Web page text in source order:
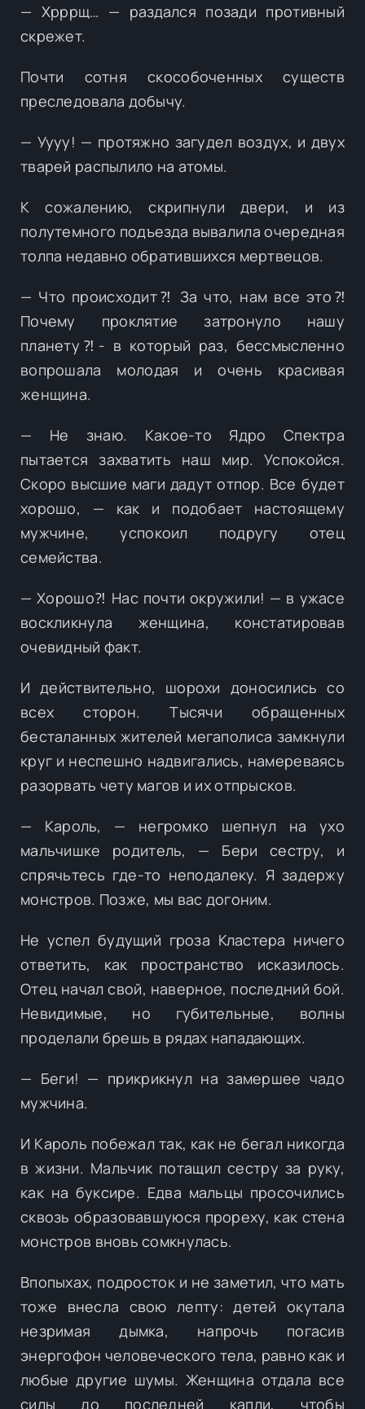
— Хрррщ… — раздался позади противный
скрежет.
Почти сотня скособоченных существ
преследовала добычу.
— Уууу! — протяжно загудел воздух, и двух
тварей распылило на атомы.
К сожалению, скрипнули двери, и из
полутемного подъезда вывалила очередная
толпа недавно обратившихся мертвецов.
— Что происходит⁈ За что, нам все это⁈
Почему проклятие затронуло нашу
планету⁈- в который раз, бессмысленно
вопрошала молодая и очень красивая
женщина.
— Не знаю. Какое-то Ядро Спектра
пытается захватить наш мир. Успокойся.
Скоро высшие маги дадут отпор. Все будет
хорошо, — как и подобает настоящему
мужчине, успокоил подругу отец
семейства.
— Хорошо⁈ Нас почти окружили! — в ужасе
воскликнула женщина, констатировав
очевидный факт.
И действительно, шорохи доносились со
всех сторон. Тысячи обращенных
бесталанных жителей мегаполиса замкнули
круг и неспешно надвигались, намереваясь
разорвать чету магов и их отпрысков.
— Кароль, — негромко шепнул на ухо
мальчишке родитель, — Бери сестру, и
спрячьтесь где-то неподалеку. Я задержу
монстров. Позже, мы вас догоним.
Не успел будущий гроза Кластера ничего
ответить, как пространство исказилось.
Отец начал свой, наверное, последний бой.
Невидимые, но губительные, волны
проделали брешь в рядах нападающих.
— Беги! — прикрикнул на замершее чадо
мужчина.
И Кароль побежал так, как не бегал никогда
в жизни. Мальчик потащил сестру за руку,
как на буксире. Едва мальцы просочились
сквозь образовавшуюся прореху, как стена
монстров вновь сомкнулась.
Впопыхах, подросток и не заметил, что мать
тоже внесла свою лепту: детей окутала
незримая дымка, напрочь погасив
энергофон человеческого тела, равно как и
любые другие шумы. Женщина отдала все
силы до последней капли, чтобы